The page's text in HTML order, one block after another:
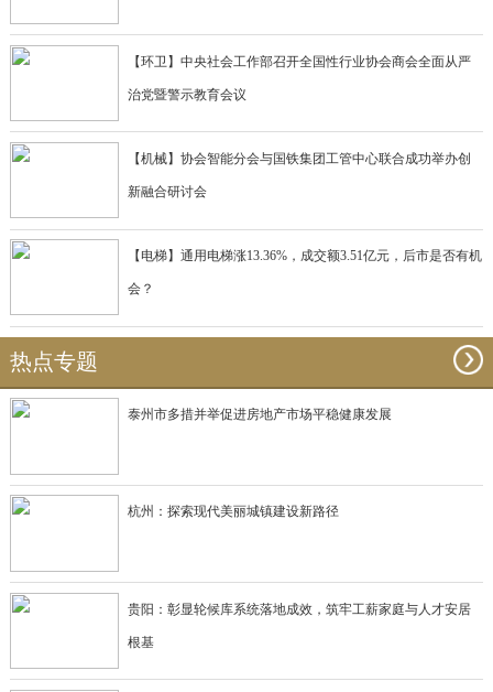
【环卫】中央社会工作部召开全国性行业协会商会全面从严
治党暨警示教育会议
【机械】协会智能分会与国铁集团工管中心联合成功举办创
新融合研讨会
【电梯】通用电梯涨13.36%，成交额3.51亿元，后市是否有机
会？
热点专题
泰州市多措并举促进房地产市场平稳健康发展
杭州：探索现代美丽城镇建设新路径
贵阳：彰显轮候库系统落地成效，筑牢工薪家庭与人才安居
根基